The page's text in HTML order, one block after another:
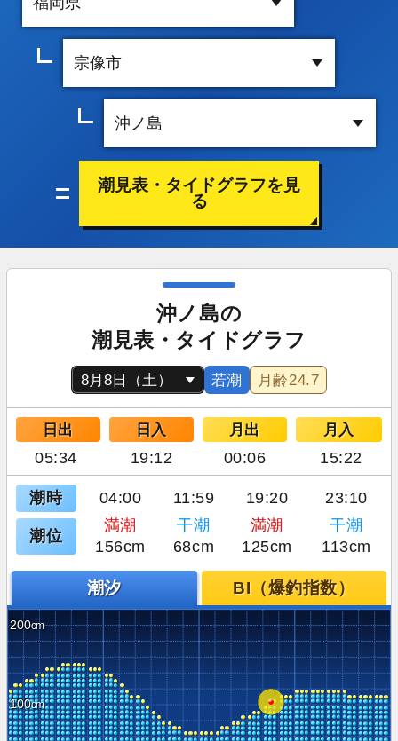
潮見表・タイドグラフを見
る
沖ノ島の
潮見表・タイドグラフ
若潮 月齢24.7
日出 日入 月出 月入
05:34 19:12 00:06 15:22
潮時 04:00 11:59 19:20 23:10
潮位
満潮 干潮 満潮
干潮
156cm
68cm 125cm 113cm
潮汐 BI（爆釣指数）
200
100